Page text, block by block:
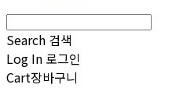
Search 검색
Log In 로그인
Cart장바구니